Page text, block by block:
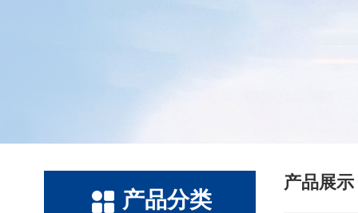
产品分类
产品展示